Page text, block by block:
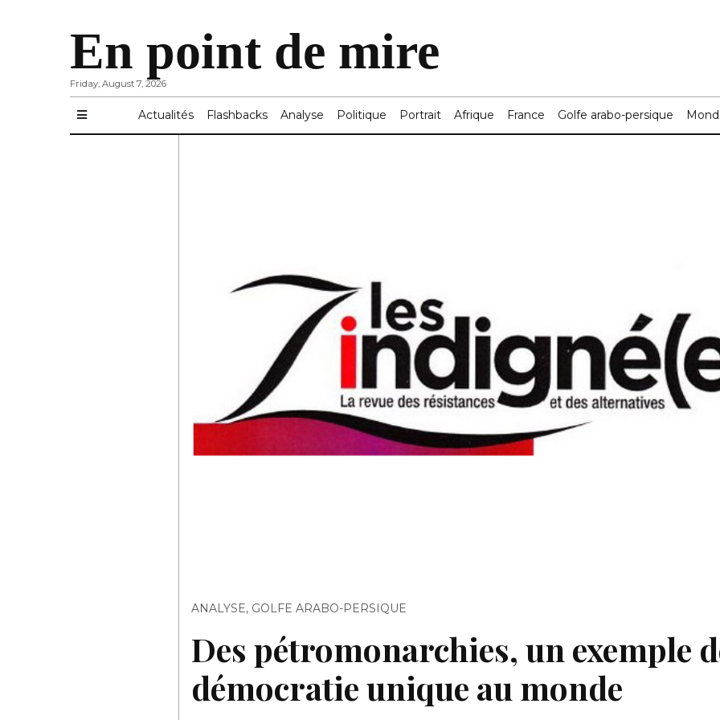
Friday, August 7, 2026
En point de mire
Actualités Flashbacks Analyse Politique Portrait Afrique France Golfe arabo-persique
ANALYSE, GOLFE ARABO-PERSIQUE
Des pétromonarchies, un exemple
démocratie unique au monde